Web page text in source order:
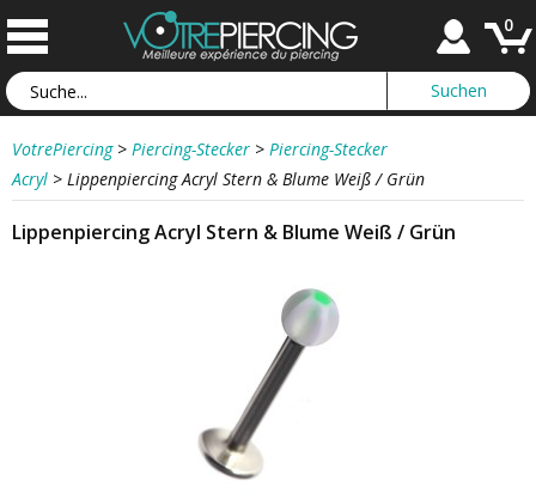
0
VotrePiercing > Piercing-Stecker > Piercing-Stecker
Acryl > Lippenpiercing Acryl Stern & Blume Weiß / Grün
Lippenpiercing Acryl Stern & Blume Weiß / Grün